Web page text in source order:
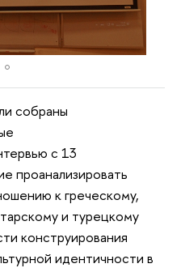
собраны
с 13
проанализировать
к греческому,
и турецкому
конструирования
идентичности в